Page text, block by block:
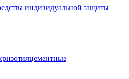
индивидуальной защиты